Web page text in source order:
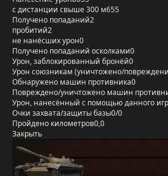
с дистанции свыше 300 м655
Получено попаданий2
пробитий2
не нанёсших урон0
Получено попаданий осколками0
Урон, заблокированный бронёй0
Урон союзникам (уничтожено/
Обнаружено машин противника0
Повреждено/уничтожено машин
Урон, нанесённый с помощью данного
Очки захвата/защиты базы0/0
Пройдено километров0,0
Закрыть